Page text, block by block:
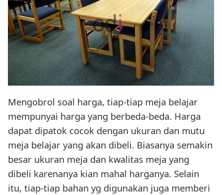
Mengobrol soal harga, tiap-tiap meja belajar
mempunyai harga yang berbeda-beda. Harga
dapat dipatok cocok dengan ukuran dan mutu
meja belajar yang akan dibeli. Biasanya semakin
besar ukuran meja dan kwalitas meja yang
dibeli karenanya kian mahal harganya. Selain
itu, tiap-tiap bahan yg digunakan juga memberi